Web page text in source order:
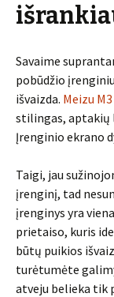
Savaime
pobūdžio
išvaizda. Meizu
stilingas, aptakių
Įrenginio ekrano
Taigi, jau
įrenginį, tad
įrenginys yra
prietaiso, kuris
būtų puikios
turėtumėte
atveju belieka tik